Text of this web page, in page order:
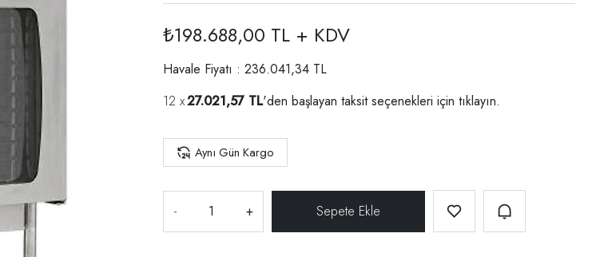
₺198.688,00 TL + KDV
Havale Fiyatı : 236.041,34 TL
27.021,57 TL'den başlayan taksit seçenekleri için tıklayın.
Aynı Gün Kargo
- +